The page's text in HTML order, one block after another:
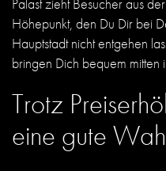
Höhepunkt, den Du Dir bei
Hauptstadt nicht entgehen
bringen Dich bequem mitten
Trotz
eine gute